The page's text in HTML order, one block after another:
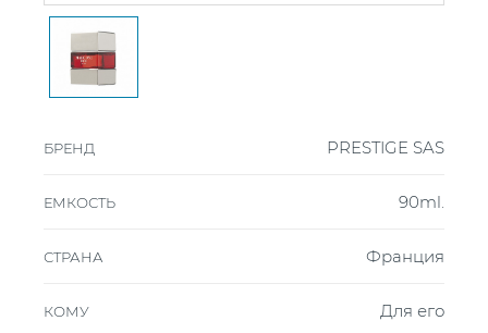
БРЕНД PRESTIGE SAS
ЕМКОСТЬ 90ml.
СТРАНА Франция
КОМУ Для его